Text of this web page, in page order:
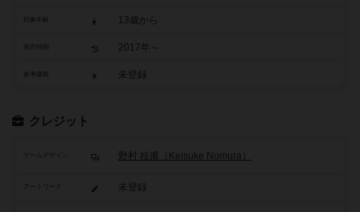
13歳から
2017年～
参考価格 未登録
クレジット
ゲームデザイン 野村 桂甫（Keisuke Nomura）
アートワーク 未登録